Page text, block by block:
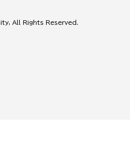
All Rights Reserved.